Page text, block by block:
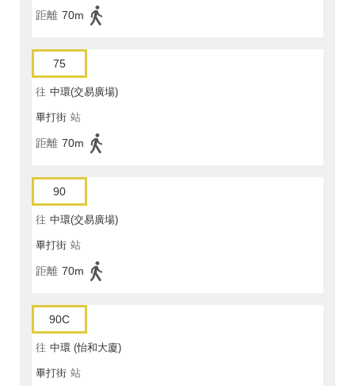
距離 70m
75
往 中環(交易廣場)
畢打街 站
距離 70m
90
往 中環(交易廣場)
畢打街 站
距離 70m
90C
往 中環 (怡和大廈)
畢打街 站